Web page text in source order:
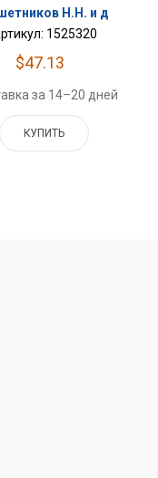
Н.Н. и д
1525320
$47.13
за 14–20 дней
КУПИТЬ